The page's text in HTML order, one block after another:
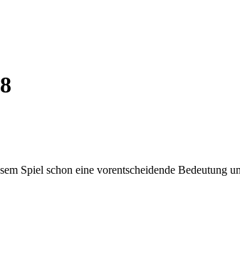
Spiel schon eine vorentscheidende Bedeutung